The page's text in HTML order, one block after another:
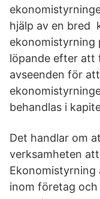
hjälp av en bred
ekonomistyrning
löpande efter att
avseenden för
behandlas i
Det handlar om
verksamheten
Ekonomistyrning
inom företag